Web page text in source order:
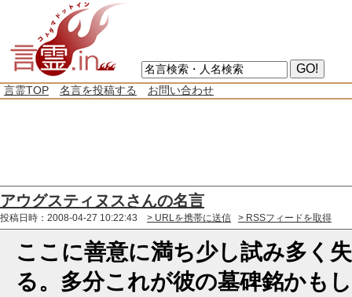
言霊TOP 名言を投稿する お問い合わせ
アウグスティヌスさんの名言
投稿日時：2008-04-27 10:22:43 > URLを携帯に送信 > RSSフィードを取得
ここに善意に満ち少し試み多く
る。多分これが彼の墓碑銘かも